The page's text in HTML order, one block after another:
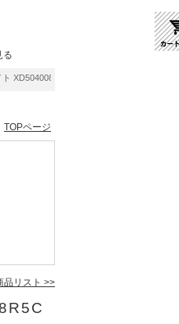
る
| 商品紹介 | 照明器具の通販
TOPページ
品リスト >>